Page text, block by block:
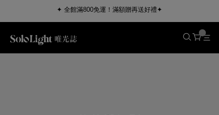
✦ 全館滿800免運！滿額贈再送好禮✦